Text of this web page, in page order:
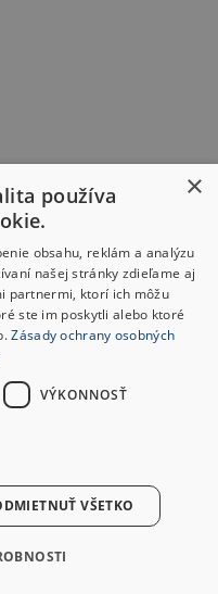
×
používa
obsahu, reklám a analýzu
našej stránky zdieľame aj
partnermi, ktorí ich môžu
ste im poskytli alebo ktoré
Zásady ochrany osobných
VÝKONNOSŤ
VŠETKO